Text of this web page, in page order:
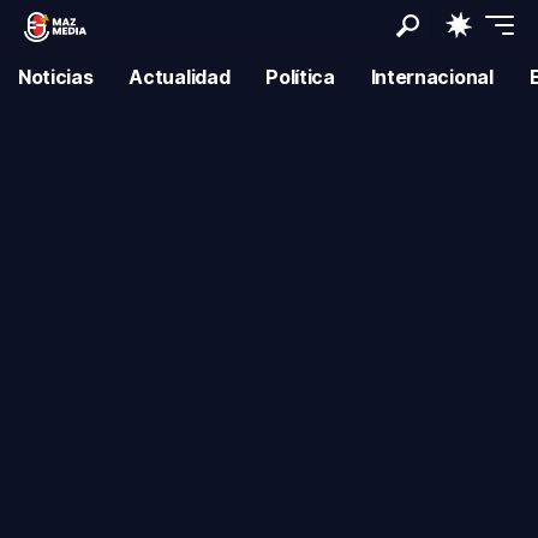
Noticias Actualidad Política Internacional